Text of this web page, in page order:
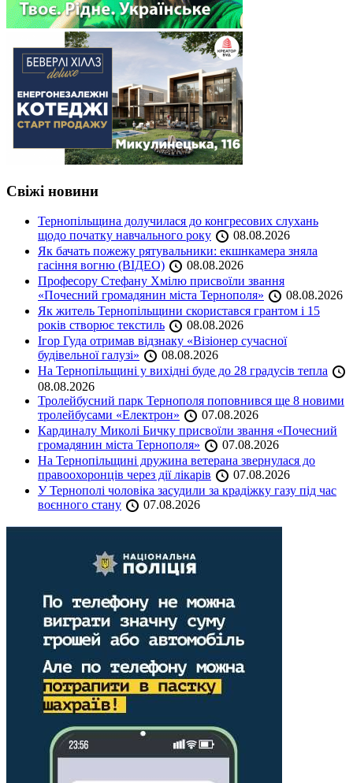
Свіжі новини
Тернопільщина долучилася до конгресових слухань
щодо початку навчального року
08.08.2026
Як бачать пожежу рятувальники: екшнкамера зняла
гасіння вогню (ВІДЕО)
08.08.2026
Професору Стефану Хмілю присвоїли звання
«Почесний громадянин міста Тернополя»
08.08.2026
Як житель Тернопільщини скористався грантом і 15
років створює текстиль
08.08.2026
Ігор Гуда отримав відзнаку «Візіонер сучасної
будівельної галузі»
08.08.2026
На Тернопільщині у вихідні буде до 28 градусів тепла
08.08.2026
Тролейбусний парк Тернополя поповнився ще 8 новими
тролейбусами «Електрон»
07.08.2026
Кардиналу Миколі Бичку присвоїли звання «Почесний
громадянин міста Тернополя»
07.08.2026
На Тернопільщині дружина ветерана звернулася до
правоохоронців через дії лікарів
07.08.2026
У Тернополі чоловіка засудили за крадіжку газу під час
воєнного стану
07.08.2026